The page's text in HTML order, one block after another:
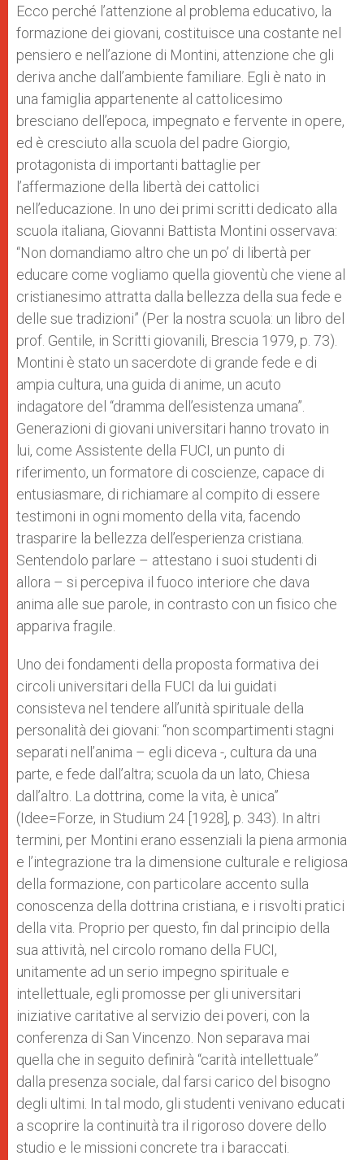
Ecco perché l’attenzione al problema educativo, la
formazione dei giovani, costituisce una costante nel
pensiero e nell’azione di Montini, attenzione che gli
deriva anche dall’ambiente familiare. Egli è nato in
una famiglia appartenente al cattolicesimo
bresciano dell’epoca, impegnato e fervente in opere,
ed è cresciuto alla scuola del padre Giorgio,
protagonista di importanti battaglie per
l’affermazione della libertà dei cattolici
nell’educazione. In uno dei primi scritti dedicato alla
scuola italiana, Giovanni Battista Montini osservava:
“Non domandiamo altro che un po’ di libertà per
educare come vogliamo quella gioventù che viene al
cristianesimo attratta dalla bellezza della sua fede e
delle sue tradizioni” (Per la nostra scuola: un libro del
prof. Gentile, in Scritti giovanili, Brescia 1979, p. 73).
Montini è stato un sacerdote di grande fede e di
ampia cultura, una guida di anime, un acuto
indagatore del “dramma dell’esistenza umana”.
Generazioni di giovani universitari hanno trovato in
lui, come Assistente della FUCI, un punto di
riferimento, un formatore di coscienze, capace di
entusiasmare, di richiamare al compito di essere
testimoni in ogni momento della vita, facendo
trasparire la bellezza dell’esperienza cristiana.
Sentendolo parlare – attestano i suoi studenti di
allora – si percepiva il fuoco interiore che dava
anima alle sue parole, in contrasto con un fisico che
appariva fragile.
Uno dei fondamenti della proposta formativa dei
circoli universitari della FUCI da lui guidati
consisteva nel tendere all’unità spirituale della
personalità dei giovani: “non scompartimenti stagni
separati nell’anima – egli diceva -, cultura da una
parte, e fede dall’altra; scuola da un lato, Chiesa
dall’altro. La dottrina, come la vita, è unica”
(Idee=Forze, in Studium 24 [1928], p. 343). In altri
termini, per Montini erano essenziali la piena armonia
e l’integrazione tra la dimensione culturale e religiosa
della formazione, con particolare accento sulla
conoscenza della dottrina cristiana, e i risvolti pratici
della vita. Proprio per questo, fin dal principio della
sua attività, nel circolo romano della FUCI,
unitamente ad un serio impegno spirituale e
intellettuale, egli promosse per gli universitari
iniziative caritative al servizio dei poveri, con la
conferenza di San Vincenzo. Non separava mai
quella che in seguito definirà “carità intellettuale”
dalla presenza sociale, dal farsi carico del bisogno
degli ultimi. In tal modo, gli studenti venivano educati
a scoprire la continuità tra il rigoroso dovere dello
studio e le missioni concrete tra i baraccati.